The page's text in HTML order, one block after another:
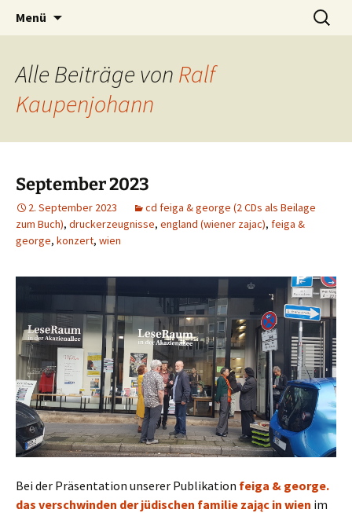
kẑrme.de | zungenklänge
Was machen zwei improvisierende Musiker
aus dem Ruhrgebiet?
Menü
Suchen
nach:
Alle Beiträge von Ralf
Kaupenjohann
September 2023
2. September 2023
cd feiga & george (2 CDs als Beilage
zum Buch), druckerzeugnisse, england (wiener zajac), feiga &
george, konzert, wien
Bei der Präsentation unserer Publikation feiga & george.
das verschwinden der jüdischen familie zając in wien im